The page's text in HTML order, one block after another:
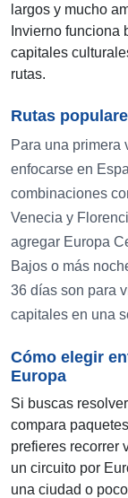
largos y mucho
Invierno funciona
capitales
rutas.
Rutas
Para una primera
enfocarse en
combinaciones
Venecia y
agregar Europa
Bajos o más
36 días son para
capitales en una
Cómo elegir
Europa
Si buscas
compara
prefieres recorrer
un circuito por
una ciudad o